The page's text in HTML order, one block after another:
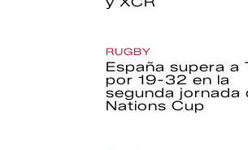
RUGBY
España supera a
por 19-32 en la
segunda jornada
Nations Cup